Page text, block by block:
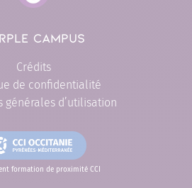
CAMPUS
Crédits
de confidentialité
générales d’utilisation
formation de proximité CCI